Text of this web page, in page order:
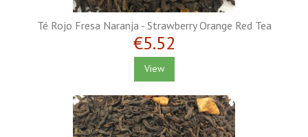
Té Rojo Fresa Naranja - Strawberry Orange Red Tea
€5.52
View